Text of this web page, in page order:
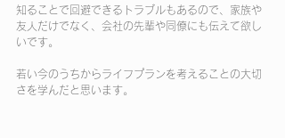
知ることで回避できるトラブルもあるので、家族や
友人だけでなく、会社の先輩や同僚にも伝えて欲し
いです。
若い今のうちからライフプランを考えることの大切
さを学んだと思います。